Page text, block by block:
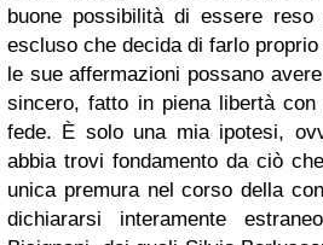
buone possibilità di essere
escluso che decida di farlo
le sue affermazioni possano
sincero, fatto in piena libertà con
fede. È solo una mia ipotesi,
abbia trovi fondamento da ciò
unica premura nel corso della
dichiararsi interamente